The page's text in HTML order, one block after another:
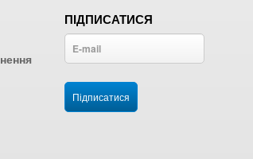
ПІДПИСАТИСЯ